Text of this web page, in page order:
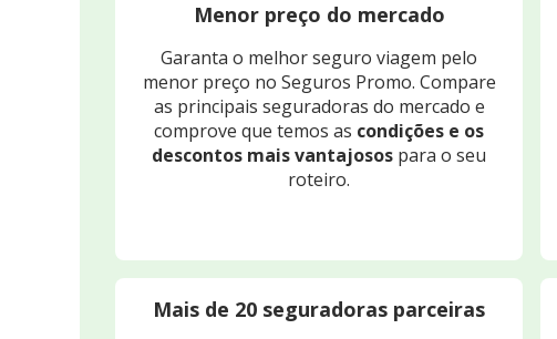
Menor preço do mercado
Garanta o melhor seguro viagem pelo
menor preço no Seguros Promo. Compare
as principais seguradoras do mercado e
comprove que temos as condições e os
descontos mais vantajosos para o seu
roteiro.
Mais de 20 seguradoras parceiras